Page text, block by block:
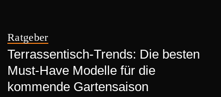
Ratgeber
Terrassentisch-Trends: Die besten
Must-Have Modelle für die
kommende Gartensaison